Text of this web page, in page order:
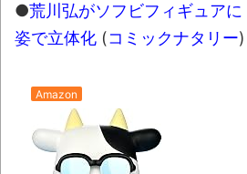
●荒川弘がソフビフィギュア
姿で立体化 (コミックナタリー)
Amazon